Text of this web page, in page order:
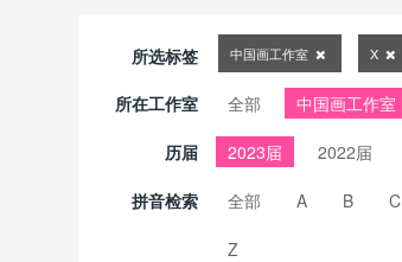
所选标签 中国画工作室 X
所在工作室 全部 中国画工作室
历届 2023届 2022届
拼音检索 全部 A B C
Z